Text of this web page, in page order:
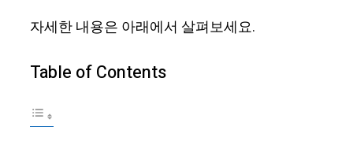
자세한 내용은 아래에서 살펴보세요.
Table of Contents